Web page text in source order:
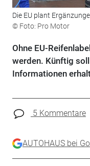
Die EU plant
© Foto: Pro Motor
Ohne EU-
werden. Künftig
Informationen
5 Kommentare
AUTOHAUS bei